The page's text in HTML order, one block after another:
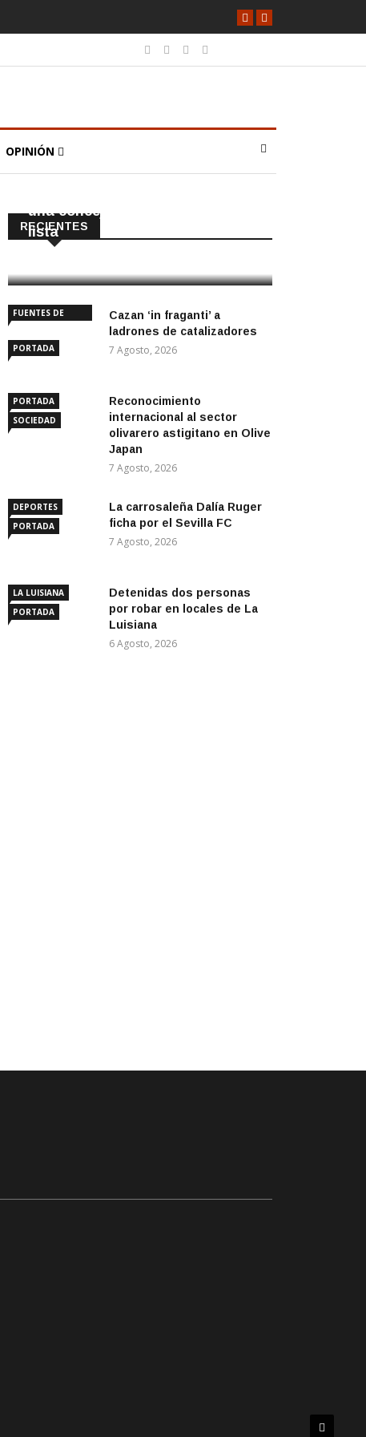
OPINIÓN
RECIENTES
CAÑADA ROSAL
una concejala que no iba en la
lista
FUENTES DE
PORTADA
Cazan ‘in fraganti’ a
ladrones de catalizadores
7 Agosto, 2026
PORTADA
SOCIEDAD
Reconocimiento
internacional al sector
olivarero astigitano en Olive
Japan
7 Agosto, 2026
DEPORTES
PORTADA
La carrosaleña Dalía Ruger
ficha por el Sevilla FC
7 Agosto, 2026
LA LUISIANA
PORTADA
Detenidas dos personas
por robar en locales de La
Luisiana
6 Agosto, 2026